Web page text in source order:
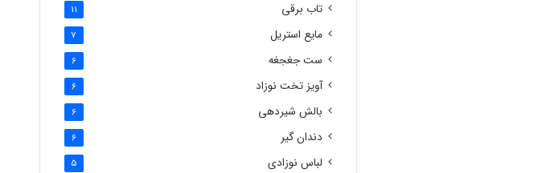
تاب برقی 11
مایع استریل 7
ست جغجغه 6
آویز تخت نوزاد 6
بالش شیردهی 6
دندان گیر 6
لباس نوزادی 5